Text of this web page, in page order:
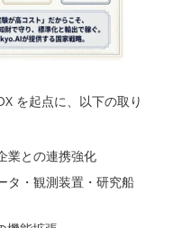
を起点に、以下の取り
業との連携強化
タ・観測装置・研究船